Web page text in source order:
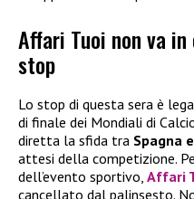
Affari Tuoi non va
stop
Lo stop di questa sera è
di finale dei Mondiali di
diretta la sfida tra Spagna
attesi della competizione.
dell’evento sportivo, Affari
cancellato dal palinsesto.